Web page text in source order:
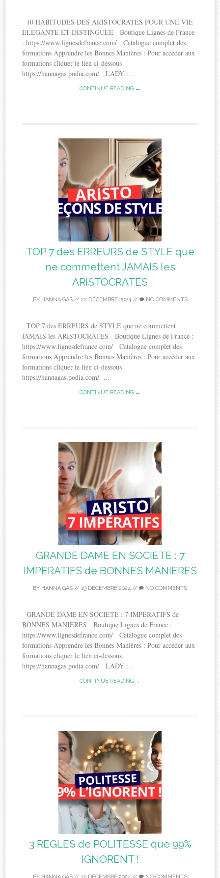
10 HABITUDES DES ARISTOCRATES POUR UNE VIE
ELEGANTE ET DISTINGUEE Boutique Lignes de France
: https://www.lignesdefrance.com/ Catalogue complet des
formations Apprendre les Bonnes Manières : Pour accéder aux
formations cliquer le lien ci-dessous
https://hannagas.podia.com/ LADY :...
CONTINUE READING →
TOP 7 des ERREURS de STYLE que
ne commettent JAMAIS les
ARISTOCRATES
BY HANNA GAS// 22 DÉCEMBRE 2024// NO COMMENTS
TOP 7 des ERREURS de STYLE que ne commettent
JAMAIS les ARISTOCRATES Boutique Lignes de France :
https://www.lignesdefrance.com/ Catalogue complet des
formations Apprendre les Bonnes Manières : Pour accéder aux
formations cliquer le lien ci-dessous
https://hannagas.podia.com/ ...
CONTINUE READING →
GRANDE DAME EN SOCIETE : 7
IMPERATIFS de BONNES MANIERES
BY HANNA GAS // 19 DÉCEMBRE 2024 // NO COMMENTS
GRANDE DAME EN SOCIETE : 7 IMPERATIFS de
BONNES MANIERES Boutique Lignes de France :
https://www.lignesdefrance.com/ Catalogue complet des
formations Apprendre les Bonnes Manières : Pour accéder aux
formations cliquer le lien ci-dessous
https://hannagas.podia.com/ LADY :...
CONTINUE READING →
3 REGLES de POLITESSE que 99%
IGNORENT !